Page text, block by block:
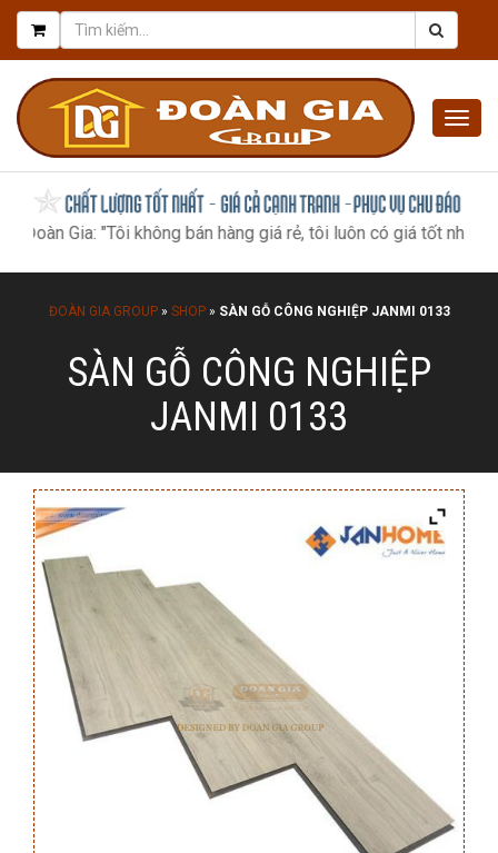
Gia: "Tôi không bán hàng giá rẻ, tôi luôn có giá tốt nhất, như
ĐOÀN GIA GROUP» SHOP» SÀN GỖ CÔNG NGHIỆP JANMI 0133
SÀN GỖ CÔNG NGHIỆP
JANMI 0133